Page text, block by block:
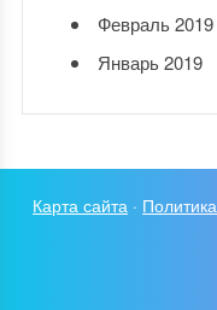
Февраль 2019
Январь 2019
Карта сайта ·